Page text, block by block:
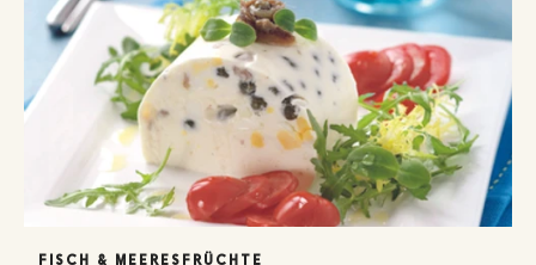
FISCH & MEERESFRÜCHTE